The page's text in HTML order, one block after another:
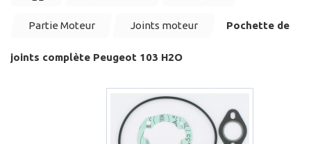
Partie Moteur Joints moteur Pochette de
joints complète Peugeot 103 H2O